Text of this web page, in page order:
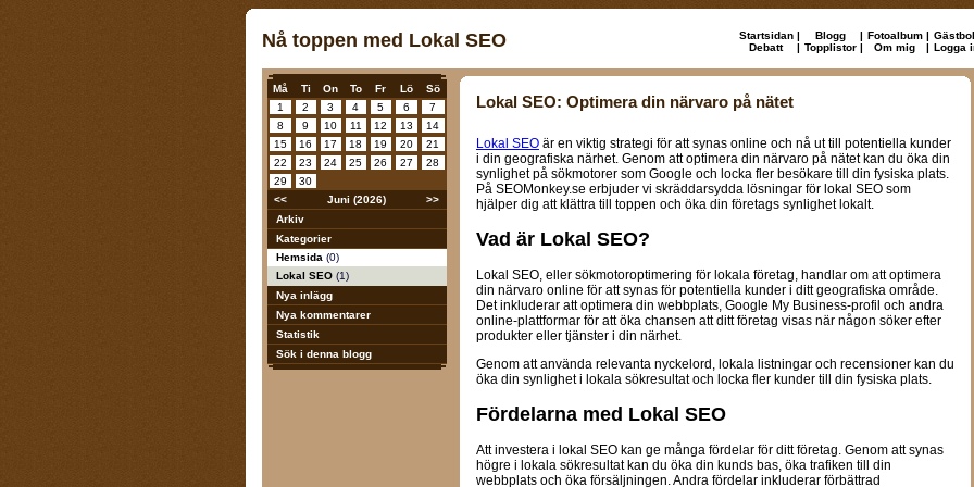
Nå toppen med Lokal SEO Startsidan | Blogg | Fotoalbum |
Debatt
| Topplistor | Om mig | Logga
Må Ti On To Fr Lö
Sö
1
2 3 4 5 6
7
8
9 10 11 12 13
14
15
16 17 18 19 20
21
22
23 24 25 26 27
28
29
30
<<
Juni (2026)
>>
Arkiv
Kategorier
Hemsida (0)
Lokal SEO (1)
Nya inlägg
Nya kommentarer
Statistik
Sök i denna blogg
Lokal SEO: Optimera din närvaro på nätet
Lokal SEO är en viktig strategi för att synas online och nå ut till potentiella kunder
i din geografiska närhet. Genom att optimera din närvaro på nätet kan du öka din
synlighet på sökmotorer som Google och locka fler besökare till din fysiska plats.
På SEOMonkey.se erbjuder vi skräddarsydda lösningar för lokal SEO som
hjälper dig att klättra till toppen och öka din företags synlighet lokalt.
Vad är Lokal SEO?
Lokal SEO, eller sökmotoroptimering för lokala företag, handlar om att optimera
din närvaro online för att synas för potentiella kunder i ditt geografiska område.
Det inkluderar att optimera din webbplats, Google My Business-profil och andra
online-plattformar för att öka chansen att ditt företag visas när någon söker efter
produkter eller tjänster i din närhet.
Genom att använda relevanta nyckelord, lokala listningar och recensioner kan du
öka din synlighet i lokala sökresultat och locka fler kunder till din fysiska plats.
Fördelarna med Lokal SEO
Att investera i lokal SEO kan ge många fördelar för ditt företag. Genom att synas
högre i lokala sökresultat kan du öka din kunds bas, öka trafiken till din
webbplats och öka försäljningen. Andra fördelar inkluderar förbättrad